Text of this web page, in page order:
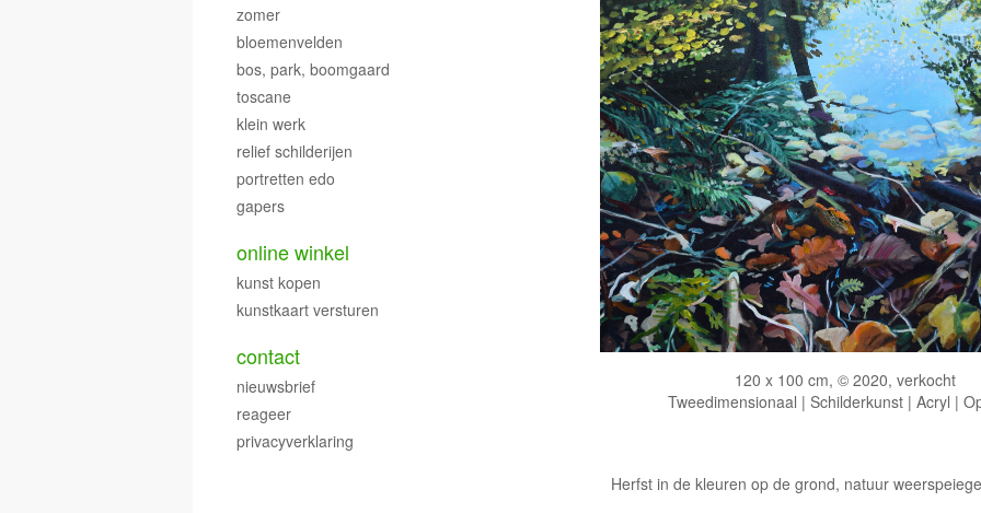
120 x 100 cm, © 2020, verkocht
Tweedimensionaal | Schilderkunst | Acryl |
Herfst in de kleuren op de grond, natuur
zomer
bloemenvelden
bos, park, boomgaard
toscane
klein werk
relief schilderijen
portretten edo
gapers
online winkel
kunst kopen
kunstkaart versturen
contact
nieuwsbrief
reageer
privacyverklaring